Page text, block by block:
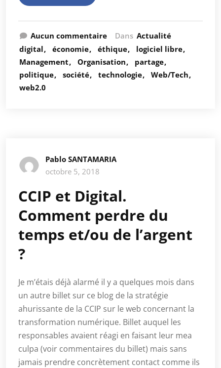
Aucun commentaire Dans Actualité
digital
économie éthique
logiciel libre
Management
Organisation
partage
politique
société technologie
Web/Tech
web2.0
Pablo SANTAMARIA
octobre 5, 2018
CCIP et Digital.
Comment perdre du
temps et/ou de l’argent
?
Je m’étais déjà alarmé il y a quelques mois dans
un autre billet sur ce blog de la stratégie
ahurissante de la CCIP sur le web concernant la
transformation numérique. Billet auquel les
responsables avaient réagi en faisant leur mea
culpa (voir commentaires du billet) mais sans
jamais prendre concrètement contact comme ils